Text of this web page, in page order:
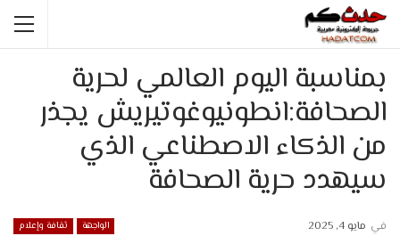
بمناسبة اليوم العالمي لحرية
الصحافة:انطونيوغوتيريش يجذر
من الذكاء الاصطناعي الذي
سيهدد حرية الصحافة
الواجهة ثقافة وإعلام في مايو 4, 2025